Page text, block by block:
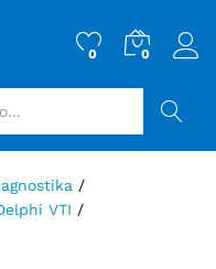
0 0
/
VTI /